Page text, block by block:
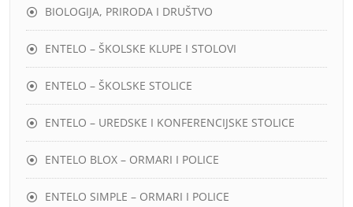
BIOLOGIJA, PRIRODA I DRUŠTVO
ENTELO – ŠKOLSKE KLUPE I STOLOVI
ENTELO – ŠKOLSKE STOLICE
ENTELO – UREDSKE I KONFERENCIJSKE STOLICE
ENTELO BLOX – ORMARI I POLICE
ENTELO SIMPLE – ORMARI I POLICE